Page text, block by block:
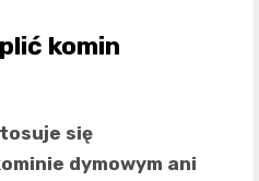
komin
się
dymowym ani